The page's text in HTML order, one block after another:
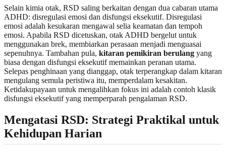
Selain kimia otak, RSD saling berkaitan dengan dua cabaran utama
ADHD: disregulasi emosi dan disfungsi eksekutif. Disregulasi
emosi adalah kesukaran mengawal selia keamatan dan tempoh
emosi. Apabila RSD dicetuskan, otak ADHD bergelut untuk
menggunakan brek, membiarkan perasaan menjadi menguasai
sepenuhnya. Tambahan pula, kitaran pemikiran berulang yang
biasa dengan disfungsi eksekutif memainkan peranan utama.
Selepas penghinaan yang dianggap, otak terperangkap dalam kitaran
mengulang semula peristiwa itu, memperdalam kesakitan.
Ketidakupayaan untuk mengalihkan fokus ini adalah contoh klasik
disfungsi eksekutif yang memperparah pengalaman RSD.
Mengatasi RSD: Strategi Praktikal untuk
Kehidupan Harian